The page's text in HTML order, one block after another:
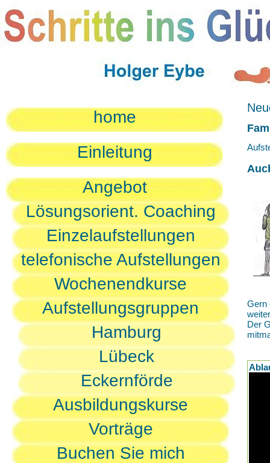
home
Einleitung
Angebot
Lösungsorient. Coaching
Einzelaufstellungen
telefonische Aufstellungen
Wochenendkurse
Aufstellungsgruppen
Hamburg
Lübeck
Eckernförde
Ausbildungskurse
Vorträge
Buchen Sie mich
Gern
Der